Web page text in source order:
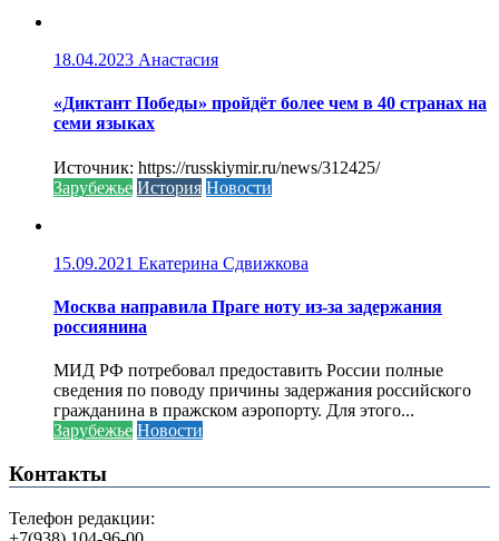
18.04.2023 Анастасия
«Диктант Победы» пройдёт более чем в 40 странах на
семи языках
Источник: https://russkiymir.ru/news/312425/
Зарубежье История Новости
15.09.2021 Екатерина Сдвижкова
Москва направила Праге ноту из-за задержания
россиянина
МИД РФ потребовал предоставить России полные
сведения по поводу причины задержания российского
гражданина в пражском аэропорту. Для этого...
Зарубежье Новости
Контакты
Телефон редакции: